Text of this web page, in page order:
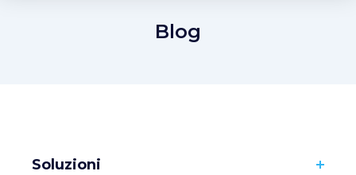
Blog
Soluzioni